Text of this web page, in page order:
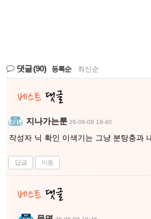
댓글(90) 등록순 최신순
지나가는룬 26-06-08 19:40
작성자 닉 확인 이색기는 그냥 분탕충과
답글 이동